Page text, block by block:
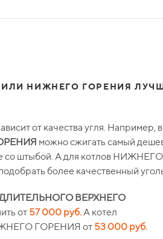
ИЛИ НИЖНЕГО ГОРЕНИЯ
от качества угля. Например, в
можно сжигать самый
со штыбой. А для котлов НИЖНЕГО
более качественный
ВЕРХНЕГО
от 57 000 руб. А котел
ГОРЕНИЯ от 53 000 руб.